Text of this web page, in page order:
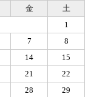
金 土
1
7
8
14
15
21
22
28
29